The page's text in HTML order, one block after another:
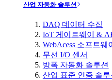
산업 자동화 솔루션
DAQ 데이터 수집
IoT 게이트웨이 &
WebAcess 소프트웨
무선 I/O 센서
방폭 자동화 솔루션
산업 표준 인증 솔루